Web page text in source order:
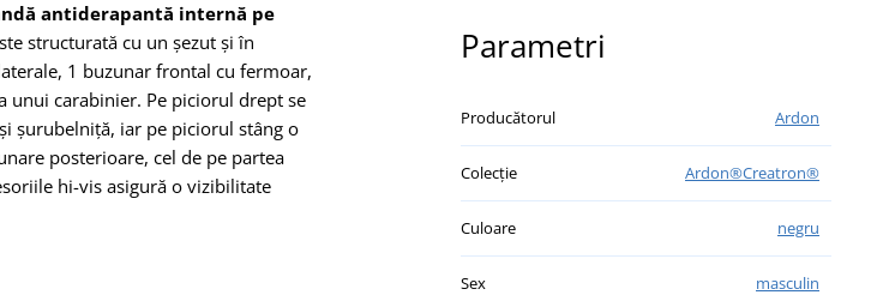
antiderapantă internă pe
structurată cu un șezut și în
1 buzunar frontal cu fermoar,
unui carabinier. Pe piciorul drept se
șurubelniță, iar pe piciorul stâng o
posterioare, cel de pe partea
hi-vis asigură o vizibilitate
Parametri
Producătorul Ardon
Colecție Ardon®Creatron®
Culoare negru
Sex masculin